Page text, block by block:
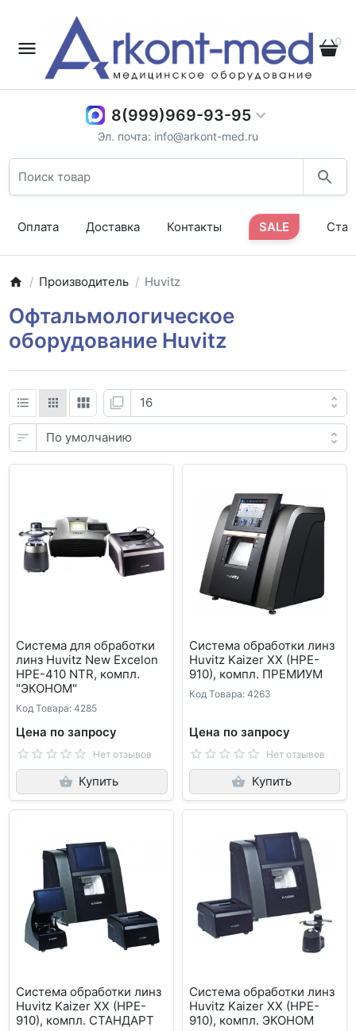
0
8(999)969-93-95
Эл. почта: info@arkont-med.ru
Оплата Доставка Контакты SALE
Производитель Huvitz
Офтальмологическое
оборудование Huvitz
Система для обработки
линз Huvitz New Excelon
HPE-410 NTR, компл.
"ЭКОНОМ"
Код Товара: 4285
Цена по запросу
Нет отзывов
Купить
Система обработки линз
Huvitz Kaizer XX (HPE-
910), компл. ПРЕМИУМ
Код Товара: 4263
Цена по запросу
Нет отзывов
Купить
Система обработки линз
Huvitz Kaizer XX (HPE-
910), компл. СТАНДАРТ
Система обработки линз
Huvitz Kaizer XX (HPE-
910), компл. ЭКОНОМ